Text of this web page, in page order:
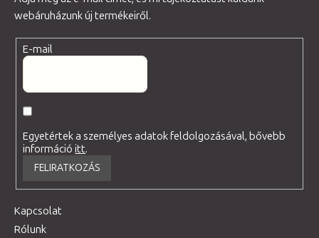
webáruházunk új termékeiről.
E-mail
Egyetértek a személyes adatok feldolgozásával, bővebb
információitt.
FELIRATKOZÁS
Kapcsolat
Rólunk